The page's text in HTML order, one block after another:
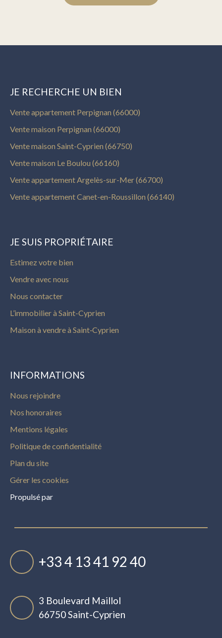
JE RECHERCHE UN BIEN
Vente appartement Perpignan (66000)
Vente maison Perpignan (66000)
Vente maison Saint-Cyprien (66750)
Vente maison Le Boulou (66160)
Vente appartement Argelès-sur-Mer (66700)
Vente appartement Canet-en-Roussillon (66140)
JE SUIS PROPRIÉTAIRE
Estimez votre bien
Vendre avec nous
Nous contacter
L’immobilier à Saint-Cyprien
Maison à vendre à Saint‑Cyprien
INFORMATIONS
Nous rejoindre
Nos honoraires
Mentions légales
Politique de confidentialité
Plan du site
Gérer les cookies
Propulsé par
+33 4 13 41 92 40
3 Boulevard Maillol
66750 Saint-Cyprien